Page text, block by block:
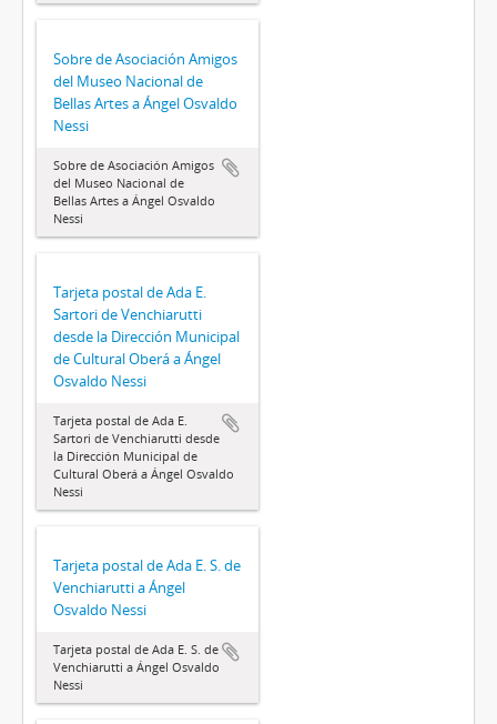
Sobre de Asociación Amigos
del Museo Nacional de
Bellas Artes a Ángel Osvaldo
Nessi
Sobre de Asociación Amigos
del Museo Nacional de
Bellas Artes a Ángel Osvaldo
Nessi
Tarjeta postal de Ada E.
Sartori de Venchiarutti
desde la Dirección Municipal
de Cultural Oberá a Ángel
Osvaldo Nessi
Tarjeta postal de Ada E.
Sartori de Venchiarutti desde
la Dirección Municipal de
Cultural Oberá a Ángel Osvaldo
Nessi
Tarjeta postal de Ada E. S. de
Venchiarutti a Ángel
Osvaldo Nessi
Tarjeta postal de Ada E. S. de
Venchiarutti a Ángel Osvaldo
Nessi